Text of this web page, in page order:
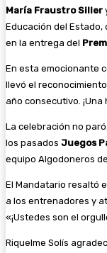
María Fraustro Siller
Educación del
en la entrega del
En esta emocionante
llevó el
año consecutivo.
La celebración no
los pasados Juegos
equipo Algodoneros
El Mandatario resaltó
a los entrenadores y
«¡Ustedes son el
Riquelme Solís